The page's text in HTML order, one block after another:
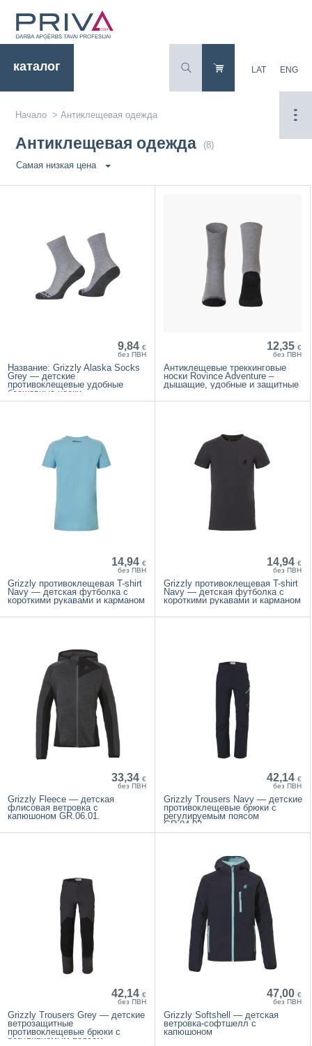
каталог LAT ENG
Начало > Антиклещевая одежда
Антиклещевая одежда
(8)
Самая низкая цена
9,84 €
без ПВН
Название: Grizzly Alaska Socks
Grey — детские
противоклещевые удобные
бесшовные носки
12,35 €
без ПВН
Антиклещевые треккинговые
носки Rovince Adventure –
дышащие, удобные и защитные
14,94 €
без ПВН
Grizzly противоклещевая T-shirt
Navy — детская футболка с
короткими рукавами и карманом
14,94 €
без ПВН
Grizzly противоклещевая T-shirt
Navy — детская футболка с
короткими рукавами и карманом
33,34 €
без ПВН
Grizzly Fleece — детская
флисовая ветровка с
капюшоном GR.06.01.
42,14 €
без ПВН
Grizzly Trousers Navy — детские
противоклещевые брюки с
регулируемым поясом
GR.04.02.
42,14 €
без ПВН
Grizzly Trousers Grey — детские
ветрозащитные
противоклещевые брюки с
регулируемым поясом
47,00 €
без ПВН
Grizzly Softshell — детская
ветровка-софтшелл с
капюшоном